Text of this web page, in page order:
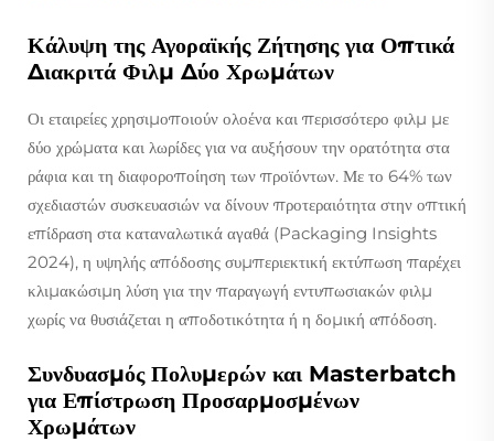
Κάλυψη της Αγοραϊκής Ζήτησης για Οπτικά
Διακριτά Φιλμ Δύο Χρωμάτων
Οι εταιρείες χρησιμοποιούν ολοένα και περισσότερο φιλμ με
δύο χρώματα και λωρίδες για να αυξήσουν την ορατότητα στα
ράφια και τη διαφοροποίηση των προϊόντων. Με το 64% των
σχεδιαστών συσκευασιών να δίνουν προτεραιότητα στην οπτική
επίδραση στα καταναλωτικά αγαθά (Packaging Insights
2024), η υψηλής απόδοσης συμπεριεκτική εκτύπωση παρέχει
κλιμακώσιμη λύση για την παραγωγή εντυπωσιακών φιλμ
χωρίς να θυσιάζεται η αποδοτικότητα ή η δομική απόδοση.
Συνδυασμός Πολυμερών και Masterbatch
για Επίστρωση Προσαρμοσμένων
Χρωμάτων